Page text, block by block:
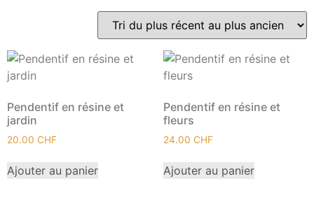
Pendentif en résine et
jardin
20.00 CHF
Ajouter au panier
Pendentif en résine et
fleurs
24.00 CHF
Ajouter au panier